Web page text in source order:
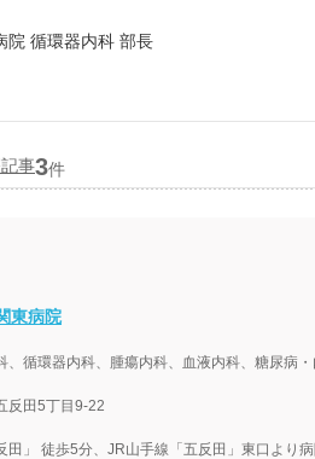
院 循環器内科 部長
事3件
東病院
、循環器内科、腫瘍内科、血液内科、糖尿病
反田5丁目9-22
田」 徒歩5分、JR山手線「五反田」東口より